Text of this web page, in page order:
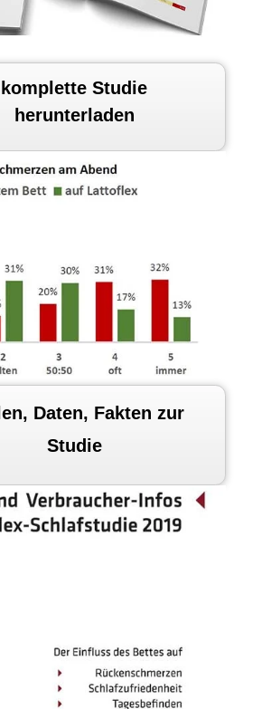
komplette Studie
herunterladen
Daten, Fakten zur
Studie